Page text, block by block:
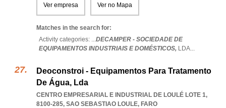
Ver empresa Ver no Mapa
Matches in the search for:
Activity categories: ...DECAMPER - SOCIEDADE DE
EQUIPAMENTOS INDUSTRIAIS E DOMÉSTICOS, LDA...
Deoconstroi - Equipamentos Para Tratamento
De Água, Lda
CENTRO EMPRESARIAL E INDUSTRIAL DE LOULÉ LOTE 1,
8100-285, SAO SEBASTIAO LOULE, FARO